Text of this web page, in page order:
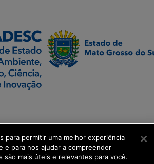
para permitir uma melhor experiência
e para nos ajudar a compreender
são mais úteis e relevantes para você.